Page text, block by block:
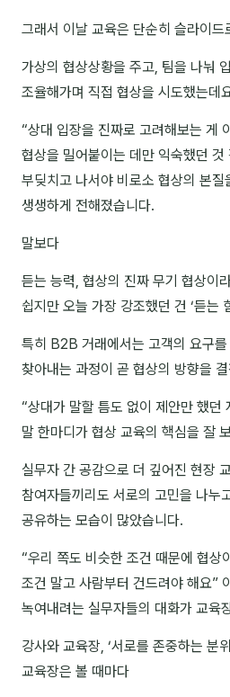
윤석현
은종성
이상미
임아라
전승빈
정일영
조안나
최지혜
홍은표
후기
대면교육 후기
담당자·교육생 피드백
그래서 이날 교육은 단순히 슬라이드
가상의 협상상황을 주고, 팀을 나눠
조율해가며 직접 협상을 시도했는데
“상대 입장을 진짜로 고려해보는 게
협상을 밀어붙이는 데만 익숙했던 것
부딪치고 나서야 비로소 협상의 본질
생생하게 전해졌습니다.
말보다
듣는 능력, 협상의 진짜 무기 협상이
쉽지만 오늘 가장 강조했던 건 ‘듣는
특히 B2B 거래에서는 고객의 요구
찾아내는 과정이 곧 협상의 방향을
“상대가 말할 틈도 없이 제안만 했던
말 한마디가 협상 교육의 핵심을 잘
실무자 간 공감으로 더 깊어진 현장
참여자들끼리도 서로의 고민을 나누
공유하는 모습이 많았습니다.
“우리 쪽도 비슷한 조건 때문에 협상
조건 말고 사람부터 건드려야 해요”
녹여내려는 실무자들의 대화가 교육
강사와 교육장, ‘서로를 존중하는 분
교육장은 볼 때마다